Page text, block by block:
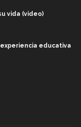
vida (video)
educativa